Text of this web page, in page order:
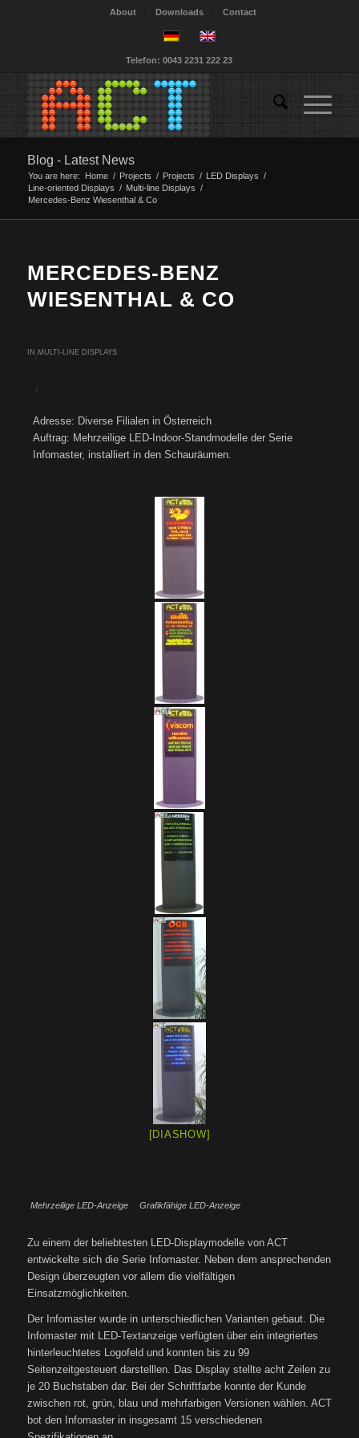
About Downloads Contact
Telefon: 0043 2231 222 23
Blog - Latest News
You are here: Home / Projects / Projects / LED Displays /
Line-oriented Displays / Multi-line Displays /
Mercedes-Benz Wiesenthal & Co
MERCEDES-BENZ
WIESENTHAL & CO
/
INMULTI-LINE DISPLAYS
/
Adresse: Diverse Filialen in Österreich
Auftrag: Mehrzeilige LED-Indoor-Standmodelle der Serie
Infomaster, installiert in den Schauräumen.
[DIASHOW]
Mehrzeilige LED-Anzeige Grafikfähige LED-Anzeige
Zu einem der beliebtesten LED-Displaymodelle von ACT
entwickelte sich die Serie Infomaster. Neben dem ansprechenden
Design überzeugten vor allem die vielfältigen
Einsatzmöglichkeiten.
Der Infomaster wurde in unterschiedlichen Varianten gebaut. Die
Infomaster mit LED-Textanzeige verfügten über ein integriertes
hinterleuchtetes Logofeld und konnten bis zu 99
Seitenzeitgesteuert darstelllen. Das Display stellte acht Zeilen zu
je 20 Buchstaben dar. Bei der Schriftfarbe konnte der Kunde
zwischen rot, grün, blau und mehrfarbigen Versionen wählen. ACT
bot den Infomaster in insgesamt 15 verschiedenen